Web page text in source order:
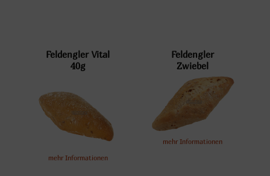
Feldengler Vital
40g
mehr Informationen
Feldengler
Zwiebel
mehr Informationen